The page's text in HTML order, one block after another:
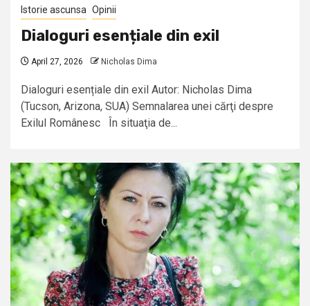
Istorie ascunsa Opinii
Dialoguri esențiale din exil
April 27, 2026 Nicholas Dima
Dialoguri esențiale din exil Autor: Nicholas Dima
(Tucson, Arizona, SUA) Semnalarea unei cărţi despre
Exilul Românesc În situaţia de...